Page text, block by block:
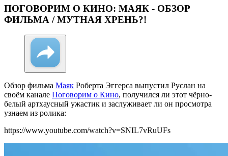
ПОГОВОРИМ О КИНО: МАЯК - ОБЗОР
ФИЛЬМА / МУТНАЯ ХРЕНЬ?!
Обзор фильма Маяк Роберта Эггерса выпустил Руслан на
своём канале Поговорим о Кино, получился ли этот чёрно-
белый артхаусный ужастик и заслуживает ли он просмотра
узнаем из ролика:
https://www.youtube.com/watch?v=SNIL7vRuUFs